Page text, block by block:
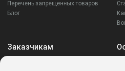
Перечень запрещенных товаров
Блог
Заказчикам